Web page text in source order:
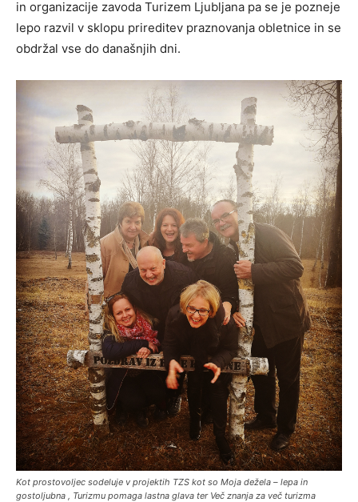
in organizacije zavoda Turizem Ljubljana pa se je pozneje
lepo razvil v sklopu prireditev praznovanja obletnice in se
obdržal vse do današnjih dni.
Kot prostovoljec sodeluje v projektih TZS kot so Moja dežela – lepa in
gostoljubna , Turizmu pomaga lastna glava ter Več znanja za več turizma